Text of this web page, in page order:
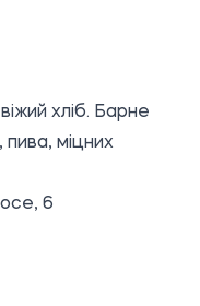
хліб. Барне
міцних
6